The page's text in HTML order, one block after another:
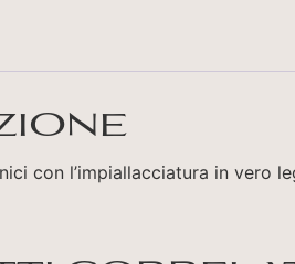
con l’impiallacciatura in vero